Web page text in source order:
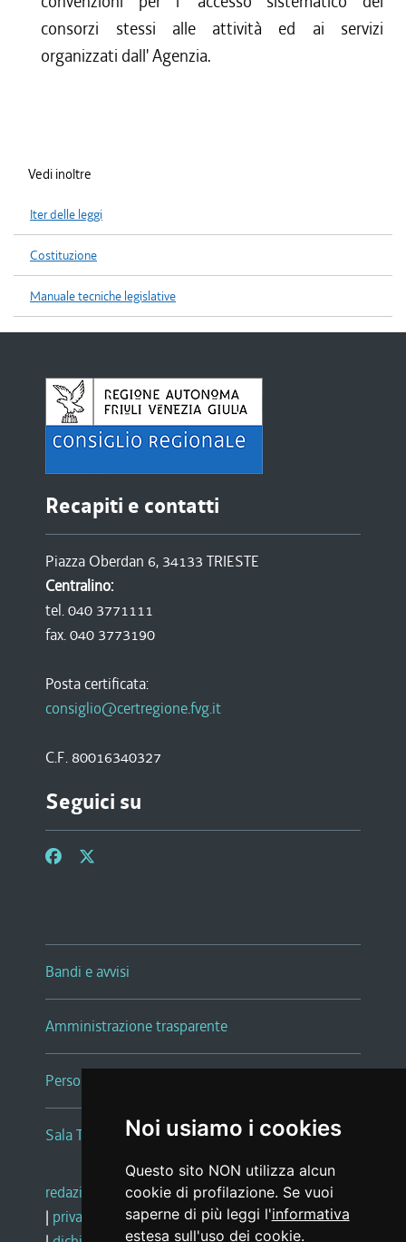
Noi usiamo i cookies
Questo sito NON utilizza alcun
cookie di profilazione. Se vuoi
saperne di più leggi l'informativa
estesa sull'uso dei cookie.
consorzi stessi alle attività ed ai servizi
organizzati dall' Agenzia.
Vedi inoltre
Iter delle leggi
Costituzione
Manuale tecniche legislative
Recapiti e contatti
Piazza Oberdan 6, 34133 TRIESTE
Centralino:
tel. 040 3771111
fax. 040 3773190
Posta certificata:
consiglio@certregione.fvg.it
C.F. 80016340327
Seguici su
Bandi e avvisi
Amministrazione trasparente
Persone e Uffici
Sala Tiziano Tessitori
redazione web |note legali |glossario
| privacy
social media policy